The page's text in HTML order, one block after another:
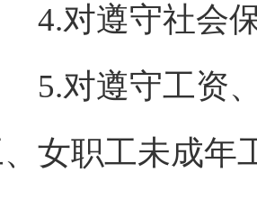
对遵守社会保
对遵守工资、
女职工未成年